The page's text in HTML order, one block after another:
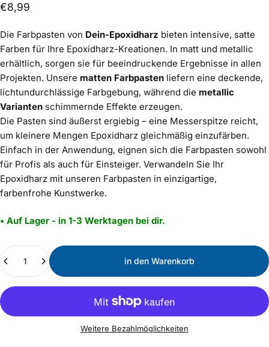
€8,99
Die Farbpasten von Dein-Epoxidharz bieten intensive, satte
Farben für Ihre Epoxidharz-Kreationen. In matt und metallic
erhältlich, sorgen sie für beeindruckende Ergebnisse in allen
Projekten. Unsere matten Farbpasten liefern eine deckende,
lichtundurchlässige Farbgebung, während die metallic
Varianten schimmernde Effekte erzeugen.
Die Pasten sind äußerst ergiebig – eine Messerspitze reicht,
um kleinere Mengen Epoxidharz gleichmäßig einzufärben.
Einfach in der Anwendung, eignen sich die Farbpasten sowohl
für Profis als auch für Einsteiger. Verwandeln Sie Ihr
Epoxidharz mit unseren Farbpasten in einzigartige,
farbenfrohe Kunstwerke.
• Auf Lager - in 1-3 Werktagen bei dir.
in den Warenkorb
Weitere Bezahlmöglichkeiten